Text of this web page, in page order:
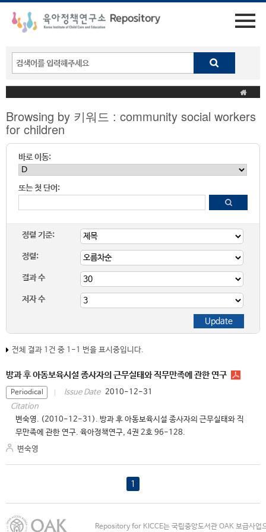
Browsing by 키워드 : community social workers
for children
바로 이동:
또는 첫 단어:
정렬 기준:
정렬:
결과 수
저자 수
전체 결과 1건 중 1-1 번을 표시중입니다.
방과 후 아동보육시설 종사자의 근무실태와 직무만족에 관한 연구
Periodical Issue Date 2010-12-31
Citation
변숙영. (2010-12-31). 방과 후 아동보육시설 종사자의 근무실태와 직
무만족에 관한 연구. 육아정책연구, 4권 2호 96-128.
변숙영
1
Repository for KICCE는 국립중앙도서관 OAK 보급사업